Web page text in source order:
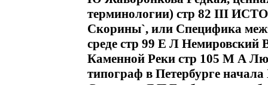
терминологии) стр 82 III
Скорины`, или Специфика
среде стр 99 Е Л Немировский
Каменной Реки стр 105 М А
типограф в Петербурге